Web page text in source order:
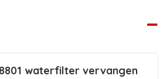
waterfilter vervangen